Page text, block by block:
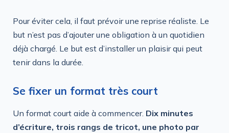
Pour éviter cela, il faut prévoir une reprise réaliste. Le
but n’est pas d’ajouter une obligation à un quotidien
déjà chargé. Le but est d’installer un plaisir qui peut
tenir dans la durée.
Se fixer un format très court
Un format court aide à commencer. Dix minutes
d’écriture, trois rangs de tricot, une photo par